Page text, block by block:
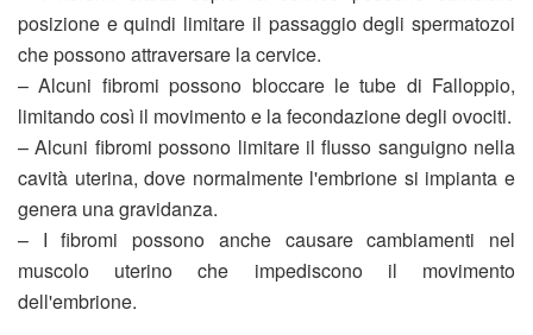
posizione e quindi limitare il passaggio degli spermatozoi
che possono attraversare la cervice.
– Alcuni fibromi possono bloccare le tube di Falloppio,
limitando così il movimento e la fecondazione degli ovociti.
– Alcuni fibromi possono limitare il flusso sanguigno nella
cavità uterina, dove normalmente l'embrione si impianta e
genera una gravidanza.
– I fibromi possono anche causare cambiamenti nel
muscolo uterino che impediscono il movimento
dell'embrione.